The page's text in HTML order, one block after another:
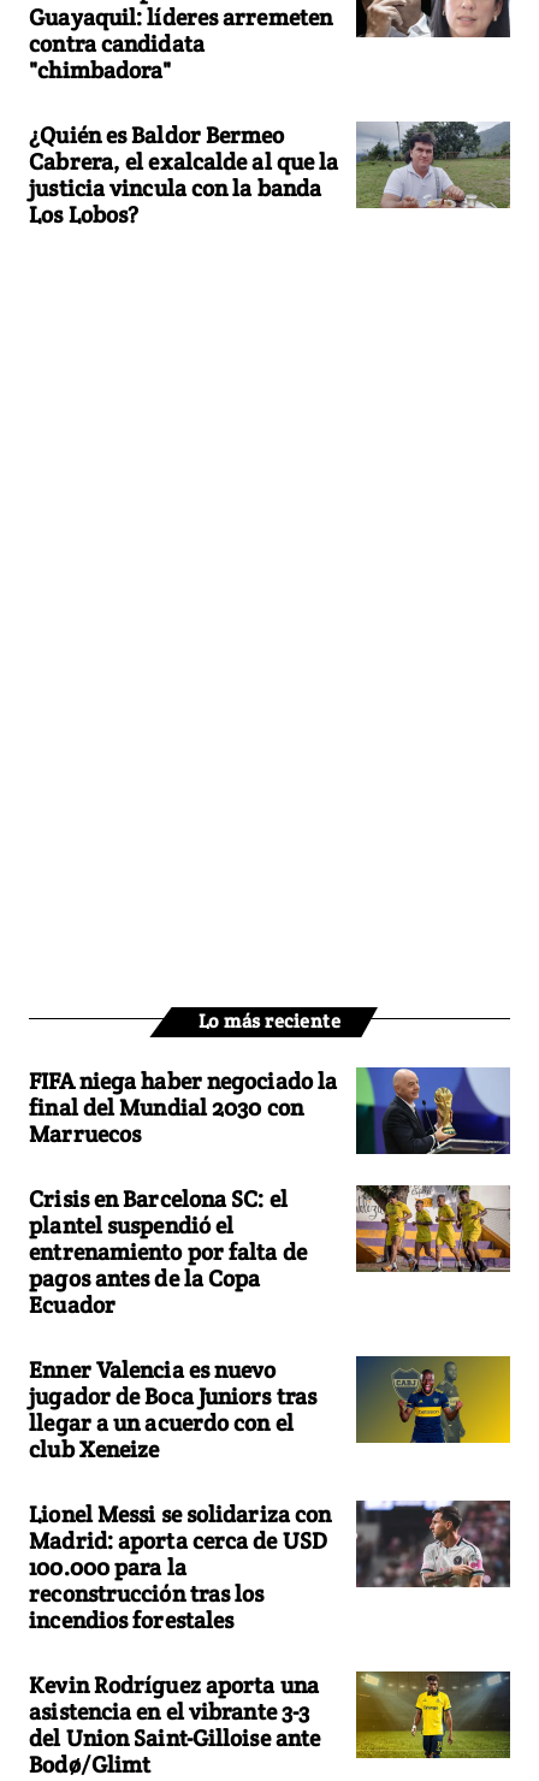
Guayaquil: líderes arremeten
contra candidata
"chimbadora"
¿Quién es Baldor Bermeo
Cabrera, el exalcalde al que la
justicia vincula con la banda
Los Lobos?
Lo más reciente
FIFA niega haber negociado la
final del Mundial 2030 con
Marruecos
Crisis en Barcelona SC: el
plantel suspendió el
entrenamiento por falta de
pagos antes de la Copa
Ecuador
Enner Valencia es nuevo
jugador de Boca Juniors tras
llegar a un acuerdo con el
club Xeneize
Lionel Messi se solidariza con
Madrid: aporta cerca de USD
100.000 para la
reconstrucción tras los
incendios forestales
Kevin Rodríguez aporta una
asistencia en el vibrante 3-3
del Union Saint-Gilloise ante
Bodø/Glimt